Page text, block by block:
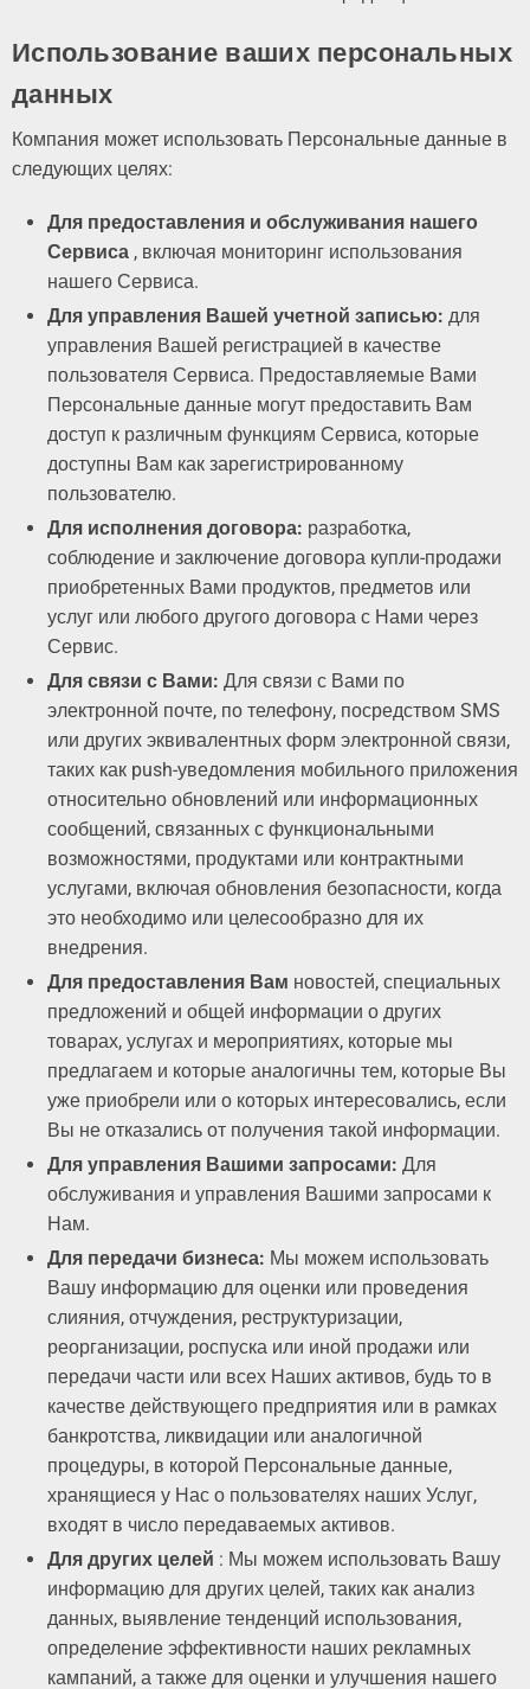
Использование ваших персональных
данных
Компания может использовать Персональные данные в
следующих целях:
Для предоставления и обслуживания нашего
Сервиса , включая мониторинг использования
нашего Сервиса.
Для управления Вашей учетной записью: для
управления Вашей регистрацией в качестве
пользователя Сервиса. Предоставляемые Вами
Персональные данные могут предоставить Вам
доступ к различным функциям Сервиса, которые
доступны Вам как зарегистрированному
пользователю.
Для исполнения договора: разработка,
соблюдение и заключение договора купли-продажи
приобретенных Вами продуктов, предметов или
услуг или любого другого договора с Нами через
Сервис.
Для связи с Вами: Для связи с Вами по
электронной почте, по телефону, посредством SMS
или других эквивалентных форм электронной связи,
таких как push-уведомления мобильного приложения
относительно обновлений или информационных
сообщений, связанных с функциональными
возможностями, продуктами или контрактными
услугами, включая обновления безопасности, когда
это необходимо или целесообразно для их
внедрения.
Для предоставления Вам новостей, специальных
предложений и общей информации о других
товарах, услугах и мероприятиях, которые мы
предлагаем и которые аналогичны тем, которые Вы
уже приобрели или о которых интересовались, если
Вы не отказались от получения такой информации.
Для управления Вашими запросами: Для
обслуживания и управления Вашими запросами к
Нам.
Для передачи бизнеса: Мы можем использовать
Вашу информацию для оценки или проведения
слияния, отчуждения, реструктуризации,
реорганизации, роспуска или иной продажи или
передачи части или всех Наших активов, будь то в
качестве действующего предприятия или в рамках
банкротства, ликвидации или аналогичной
процедуры, в которой Персональные данные,
хранящиеся у Нас о пользователях наших Услуг,
входят в число передаваемых активов.
Для других целей : Мы можем использовать Вашу
информацию для других целей, таких как анализ
данных, выявление тенденций использования,
определение эффективности наших рекламных
кампаний, а также для оценки и улучшения нашего